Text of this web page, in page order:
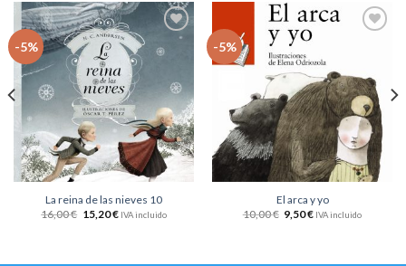
-5%
Añadir
a la
deseos
La reina de las nieves 10
16,00€ 15,20€ IVA incluido
-5%
de
deseos
El arca y yo
10,00€ 9,50€ IVA incluido